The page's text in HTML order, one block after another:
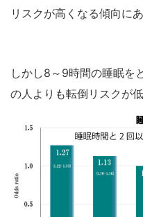
リスクが高くなる傾向にあ
しかし8～9時間の睡眠を
の人よりも転倒リスクが